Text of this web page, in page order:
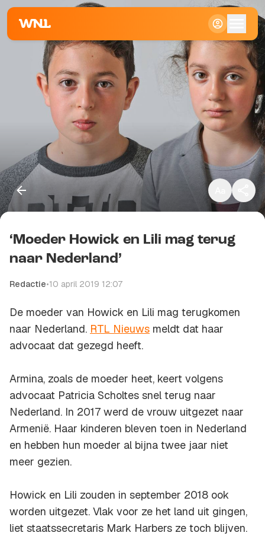
Klein
Standaard
Groot
Kopieer link
‘Moeder Howick en Lili mag terug
naar Nederland’
Redactie•10 april 2019 12:07
De moeder van Howick en Lili mag terugkomen
naar Nederland. RTL Nieuws meldt dat haar
advocaat dat gezegd heeft.
Armina, zoals de moeder heet, keert volgens
advocaat Patricia Scholtes snel terug naar
Nederland. In 2017 werd de vrouw uitgezet naar
Armenië. Haar kinderen bleven toen in Nederland
en hebben hun moeder al bijna twee jaar niet
meer gezien.
Howick en Lili zouden in september 2018 ook
worden uitgezet. Vlak voor ze het land uit gingen,
liet staatssecretaris Mark Harbers ze toch blijven.